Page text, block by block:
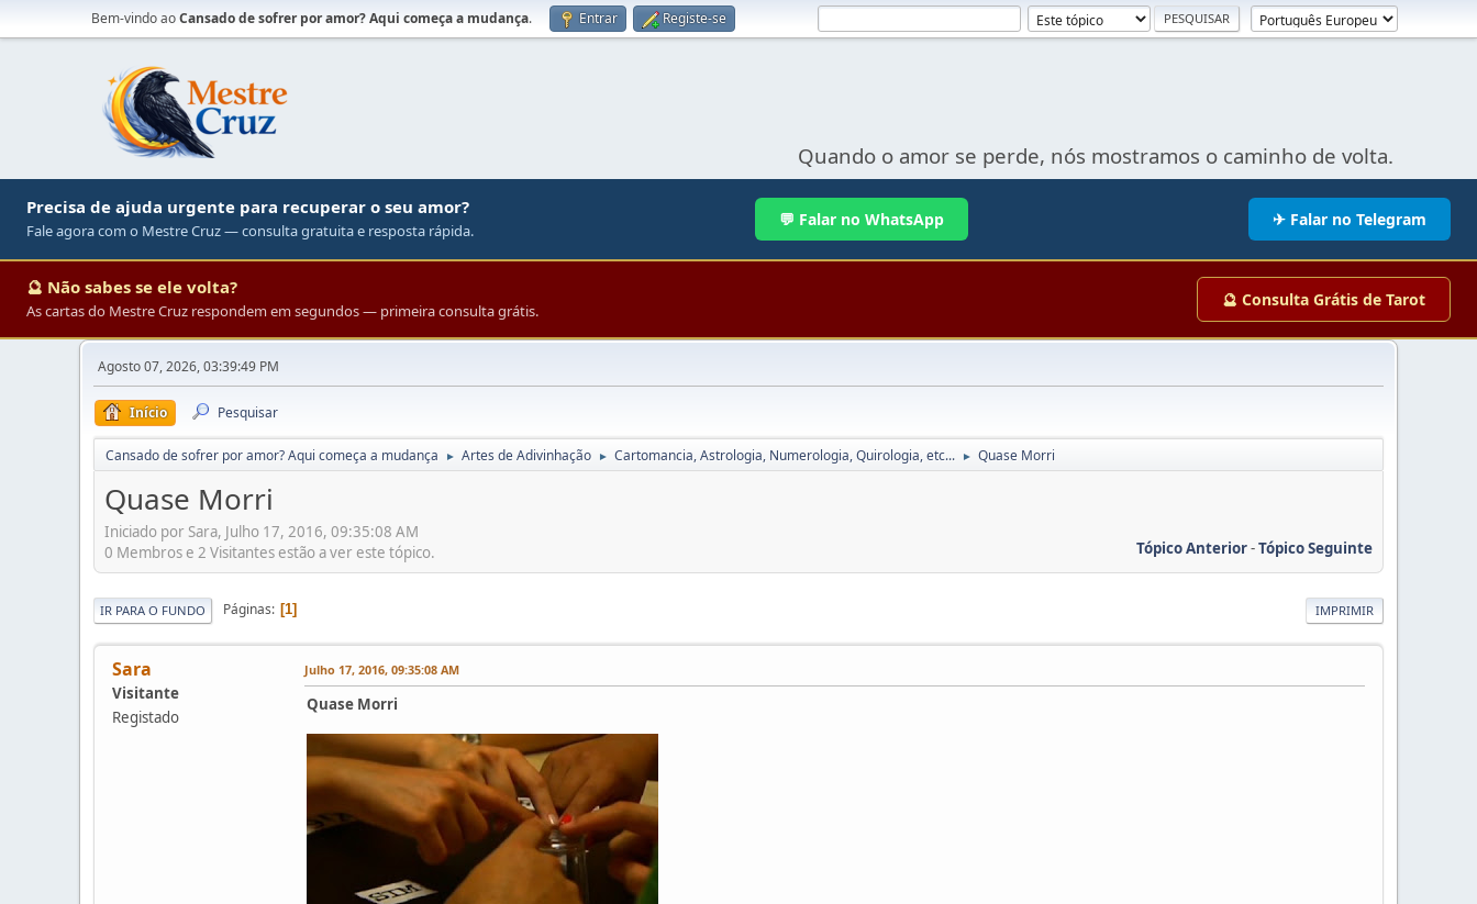
Bem-vindo aoCansado de sofrer por amor? Aqui começa a mudança. Entrar Registe-se
Quando o amor se perde, nós mostramos o caminho de volta.
Precisa de ajuda urgente para recuperar o seu amor?
Fale agora com o Mestre Cruz — consulta gratuita e resposta rápida.
💬 Falar no WhatsApp ✈ Falar no Telegram
🔮 Não sabes se ele volta?
As cartas do Mestre Cruz respondem em segundos — primeira consulta grátis.
🔮 Consulta Grátis de Tarot
Agosto 07, 2026, 03:39:49 PM
Início Pesquisar
Cansado de sofrer por amor? Aqui começa a mudança ► Artes de Adivinhação ► Cartomancia, Astrologia, Numerologia, Quirologia, etc... ► Quase Morri
Quase Morri
Iniciado por Sara, Julho 17, 2016, 09:35:08 AM
Tópico Anterior-Tópico Seguinte
0 Membros e 2 Visitantes estão a ver este tópico.
IMPRIMIR
IR PARA O FUNDO Páginas 1
Sara
Visitante
Registado
Julho 17, 2016, 09:35:08 AM
Quase Morri